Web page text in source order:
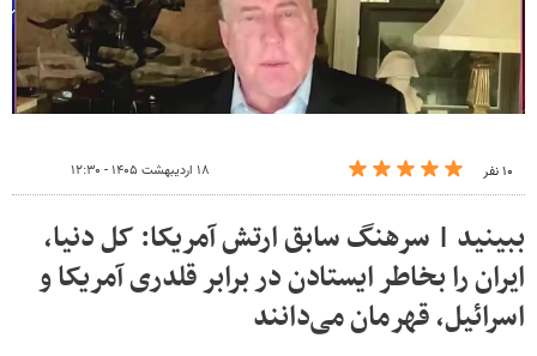
۱۰ نفر ۱۸ اردیبهشت ۱۴۰۵ - ۱۲:۳۰
ببینید | سرهنگ سابق ارتش آمریکا: کل دنیا،
ایران را بخاطر ایستادن در برابر قلدری آمریکا و
اسرائیل، قهرمان می‌دانند